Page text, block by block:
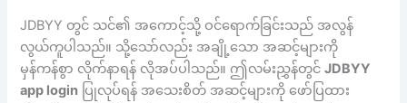
JDBYY တွင် သင်၏ အကောင့်သို့ ဝင်ရောက်ခြင်းသည် အလွန်
လွယ်ကူပါသည်။ သို့သော်လည်း အချို့သော အဆင့်များကို
မှန်ကန်စွာ လိုက်နာရန် လိုအပ်ပါသည်။ ဤလမ်းညွှန်တွင်JDBYY
app login ပြုလုပ်ရန် အသေးစိတ် အဆင့်များကို ဖော်ပြထား